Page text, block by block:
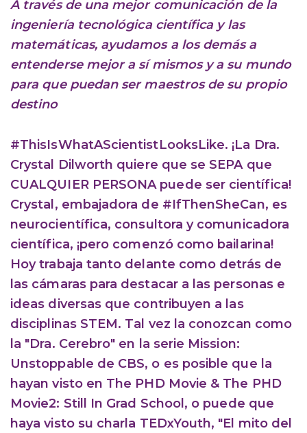
A través de una mejor comunicación de la
ingeniería tecnológica científica y las
matemáticas, ayudamos a los demás a
entenderse mejor a sí mismos y a su mundo
para que puedan ser maestros de su propio
destino
#ThisIsWhatAScientistLooksLike. ¡La Dra.
Crystal Dilworth quiere que se SEPA que
CUALQUIER PERSONA puede ser científica!
Crystal, embajadora de #IfThenSheCan, es
neurocientífica, consultora y comunicadora
científica, ¡pero comenzó como bailarina!
Hoy trabaja tanto delante como detrás de
las cámaras para destacar a las personas e
ideas diversas que contribuyen a las
disciplinas STEM. Tal vez la conozcan como
la "Dra. Cerebro" en la serie Mission:
Unstoppable de CBS, o es posible que la
hayan visto en The PHD Movie & The PHD
Movie2: Still In Grad School, o puede que
haya visto su charla TEDxYouth, "El mito del